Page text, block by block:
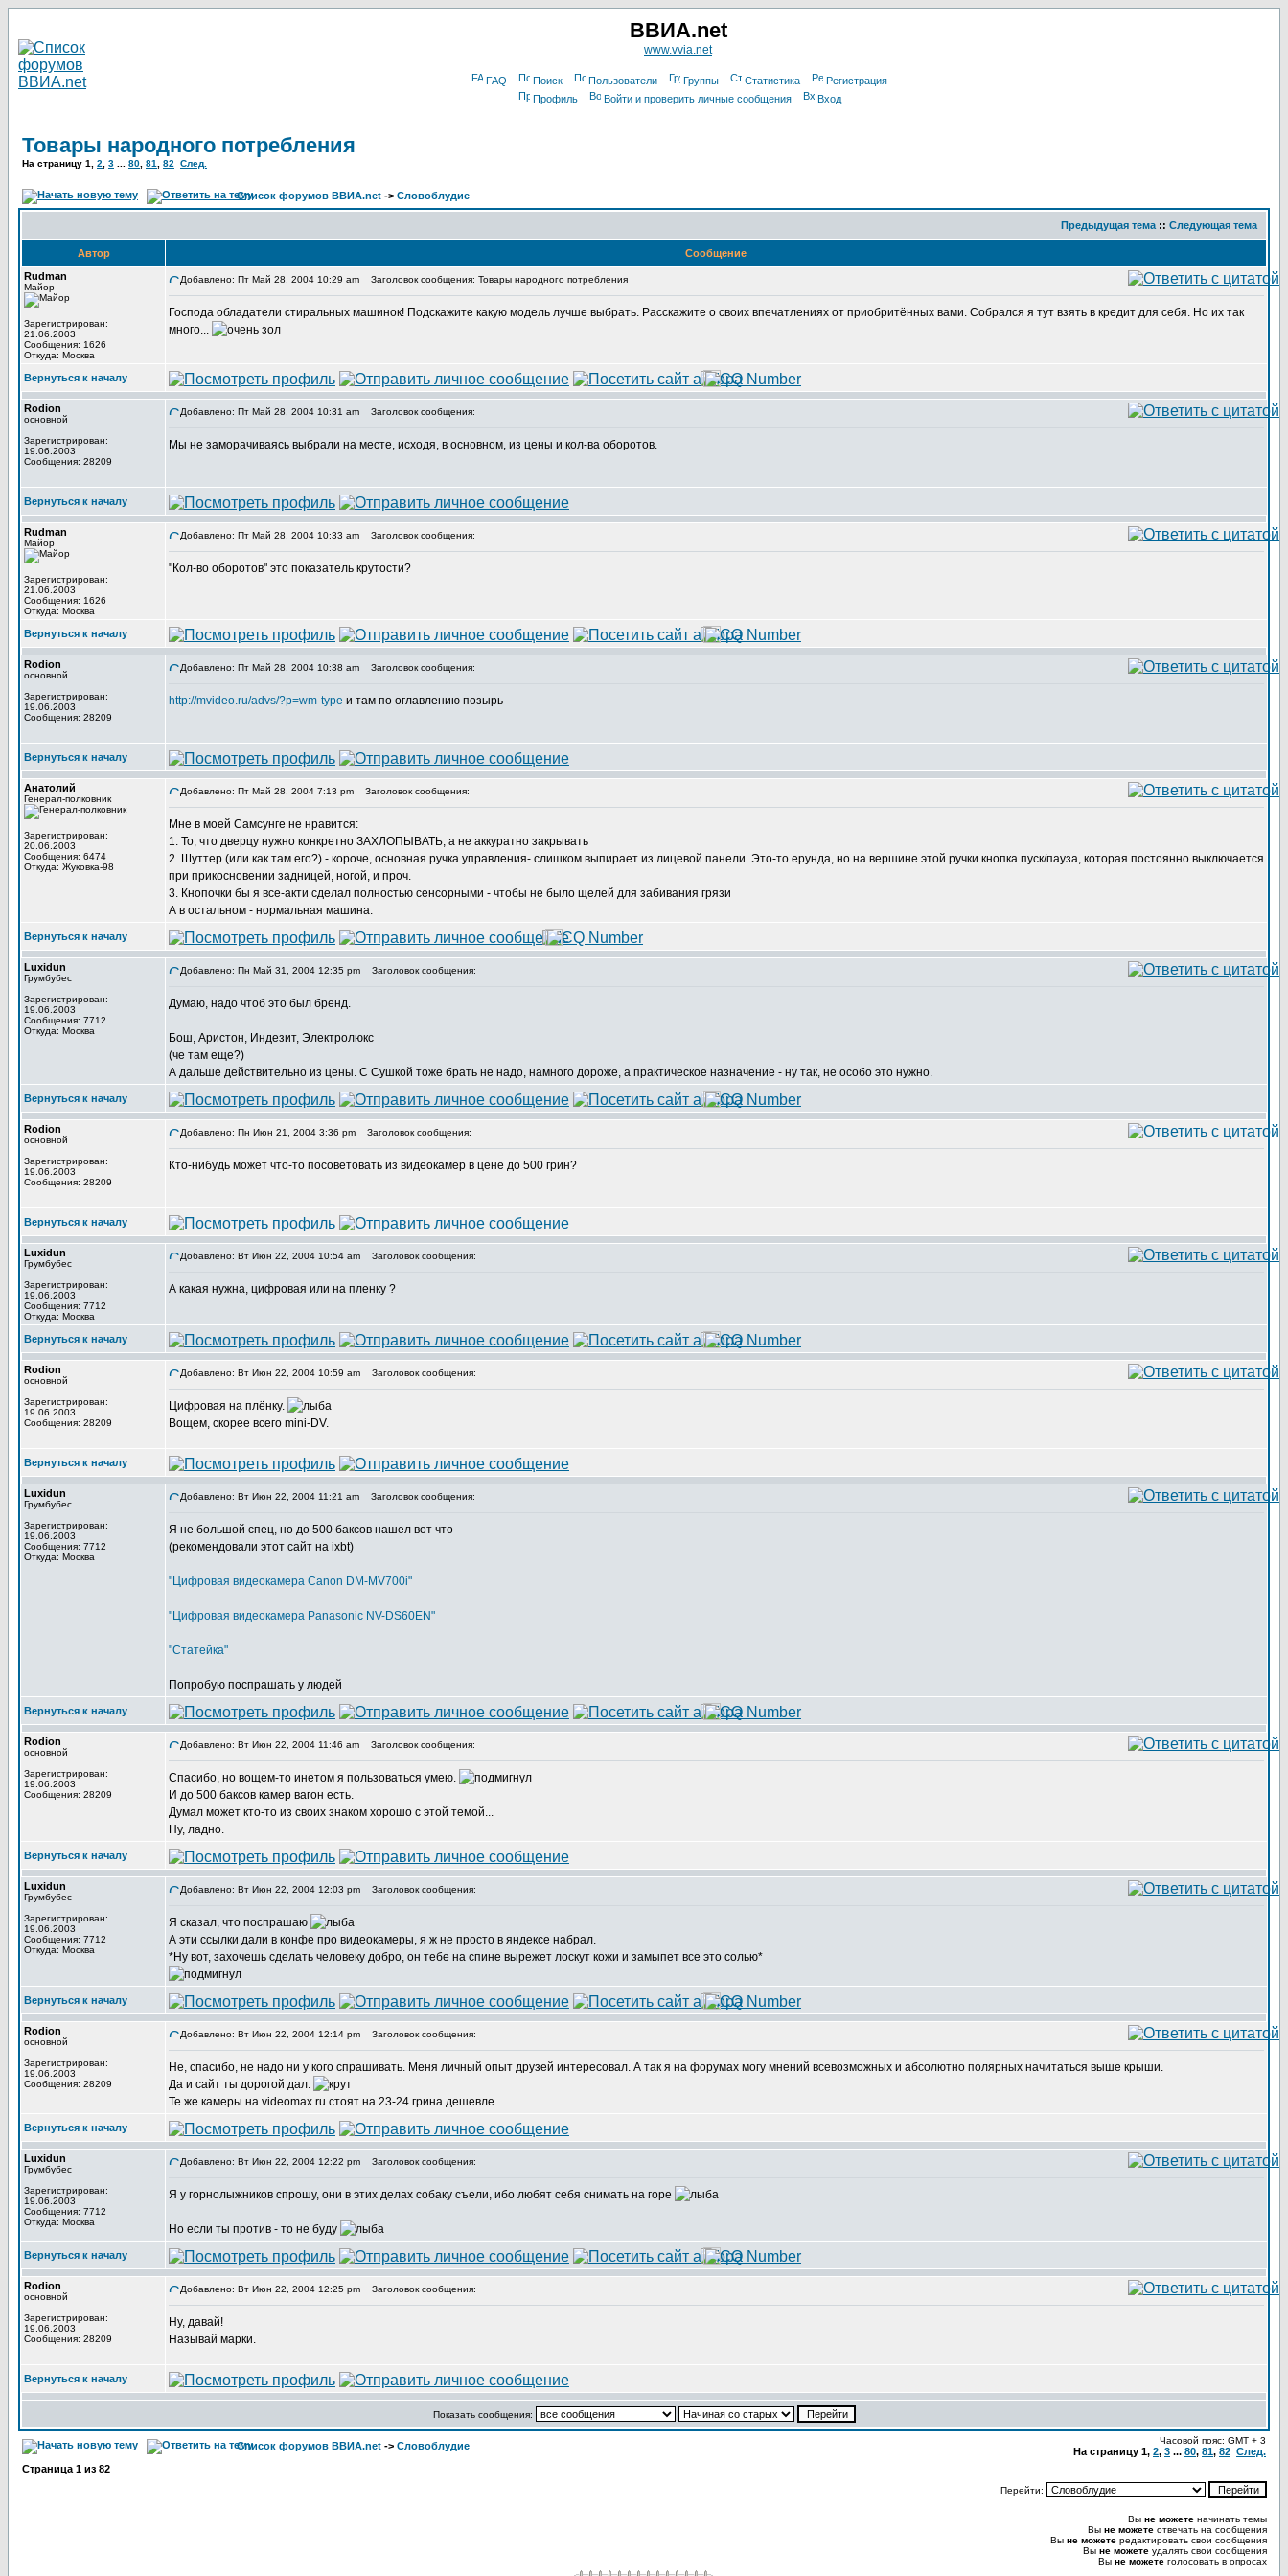
ВВИА.net
www.vvia.net
FAQ Поиск Пользователи Группы Статистика
Регистрация
Профиль
Войти и проверить личные сообщения Вход
Товары народного потребления
На страницу 1 2 3 80 81 82 След.
Список форумов ВВИА.net -> Словоблудие
Предыдущая тема :: Следующая тема
Автор
Сообщение
Rudman
Майор
Зарегистрирован:
21.06.2003
Сообщения: 1626
Откуда: Москва
Добавлено: Пт Май 28, 2004 10:29 am Заголовок сообщения: Товары народного потребления
Господа обладатели стиральных машинок! Подскажите какую модель лучше выбрать. Расскажите о своих впечатлениях от приобритённых вами. Собрался я тут взять в кредит для себя. Но их так
много...
Вернуться к началу
Rodion
основной
Зарегистрирован:
19.06.2003
Сообщения: 28209
Добавлено: Пт Май 28, 2004 10:31 am Заголовок сообщения:
Мы не заморачиваясь выбрали на месте, исходя, в основном, из цены и кол-ва оборотов.
Вернуться к началу
Rudman
Майор
Зарегистрирован:
21.06.2003
Сообщения: 1626
Откуда: Москва
Добавлено: Пт Май 28, 2004 10:33 am Заголовок сообщения:
"Кол-во оборотов" это показатель крутости?
Вернуться к началу
Rodion
основной
Зарегистрирован:
19.06.2003
Сообщения: 28209
Добавлено: Пт Май 28, 2004 10:38 am Заголовок сообщения:
http://mvideo.ru/advs/?p=wm-type и там по оглавлению позырь
Вернуться к началу
Анатолий
Генерал-полковник
Зарегистрирован:
20.06.2003
Сообщения: 6474
Откуда: Жуковка-98
Добавлено: Пт Май 28, 2004 7:13 pm Заголовок сообщения:
Мне в моей Самсунге не нравится:
1. То, что дверцу нужно конкретно ЗАХЛОПЫВАТЬ, а не аккуратно закрывать
2. Шуттер (или как там его?) - короче, основная ручка управления- слишком выпирает из лицевой панели. Это-то ерунда, но на вершине этой ручки кнопка пуск/пауза, которая постоянно выключается
при прикосновении задницей, ногой, и проч.
3. Кнопочки бы я все-акти сделал полностью сенсорными - чтобы не было щелей для забивания грязи
А в остальном - нормальная машина.
Вернуться к началу
Luxidun
Грумбубес
Зарегистрирован:
19.06.2003
Сообщения: 7712
Откуда: Москва
Добавлено: Пн Май 31, 2004 12:35 pm Заголовок сообщения:
Думаю, надо чтоб это был бренд.
Бош, Аристон, Индезит, Электролюкс
(че там еще?)
А дальше действительно из цены. С Сушкой тоже брать не надо, намного дороже, а практическое назначение - ну так, не особо это нужно.
Вернуться к началу
Rodion
основной
Зарегистрирован:
19.06.2003
Сообщения: 28209
Добавлено: Пн Июн 21, 2004 3:36 pm Заголовок сообщения:
Кто-нибудь может что-то посоветовать из видеокамер в цене до 500 грин?
Вернуться к началу
Luxidun
Грумбубес
Зарегистрирован:
19.06.2003
Сообщения: 7712
Откуда: Москва
Добавлено: Вт Июн 22, 2004 10:54 am Заголовок сообщения:
А какая нужна, цифровая или на пленку ?
Вернуться к началу
Rodion
основной
Зарегистрирован:
19.06.2003
Сообщения: 28209
Добавлено: Вт Июн 22, 2004 10:59 am Заголовок сообщения:
Цифровая на плёнку.
Вощем, скорее всего mini-DV.
Вернуться к началу
Luxidun
Грумбубес
Зарегистрирован:
19.06.2003
Сообщения: 7712
Откуда: Москва
Добавлено: Вт Июн 22, 2004 11:21 am Заголовок сообщения:
Я не большой спец, но до 500 баксов нашел вот что
(рекомендовали этот сайт на ixbt)
"Цифровая видеокамера Canon DM-MV700i"
"Цифровая видеокамера Panasonic NV-DS60EN"
"Статейка"
Попробую поспрашать у людей
Вернуться к началу
Rodion
основной
Зарегистрирован:
19.06.2003
Сообщения: 28209
Добавлено: Вт Июн 22, 2004 11:46 am Заголовок сообщения:
Спасибо, но вощем-то инетом я пользоваться умею.
И до 500 баксов камер вагон есть.
Думал может кто-то из своих знаком хорошо с этой темой...
Ну, ладно.
Вернуться к началу
Luxidun
Грумбубес
Зарегистрирован:
19.06.2003
Сообщения: 7712
Откуда: Москва
Добавлено: Вт Июн 22, 2004 12:03 pm Заголовок сообщения:
Я сказал, что поспрашаю
А эти ссылки дали в конфе про видеокамеры, я ж не просто в яндексе набрал.
*Ну вот, захочешь сделать человеку добро, он тебе на спине вырежет лоскут кожи и замыпет все это солью*
Вернуться к началу
Rodion
основной
Зарегистрирован:
19.06.2003
Сообщения: 28209
Добавлено: Вт Июн 22, 2004 12:14 pm Заголовок сообщения:
Не, спасибо, не надо ни у кого спрашивать. Меня личный опыт друзей интересовал. А так я на форумах могу мнений всевозможных и абсолютно полярных начитаться выше крыши.
Да и сайт ты дорогой дал.
Те же камеры на videomax.ru стоят на 23-24 грина дешевле.
Вернуться к началу
Luxidun
Грумбубес
Зарегистрирован:
19.06.2003
Сообщения: 7712
Откуда: Москва
Добавлено: Вт Июн 22, 2004 12:22 pm Заголовок сообщения:
Я у горнолыжников спрошу, они в этих делах собаку съели, ибо любят себя снимать на горе
Но если ты против - то не буду
Вернуться к началу
Rodion
основной
Зарегистрирован:
19.06.2003
Сообщения: 28209
Добавлено: Вт Июн 22, 2004 12:25 pm Заголовок сообщения:
Ну, давай!
Называй марки.
Вернуться к началу
Показать сообщения:
Список форумов ВВИА.net -> Словоблудие Часовой пояс: GMT + 3
На страницу 1, 2, 3 ... 80, 81, 82 След.
Страница 1 из 82
Перейти:
Вы не можете начинать темы
Вы не можете отвечать на сообщения
Вы не можете редактировать свои сообщения
Вы не можете удалять свои сообщения
Вы не можете голосовать в опросах